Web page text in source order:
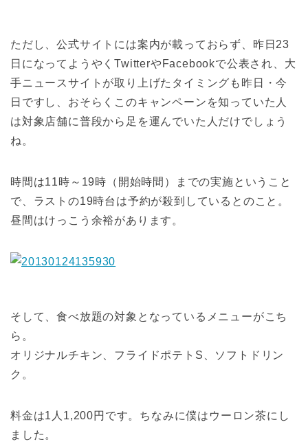
ただし、公式サイトには案内が載っておらず、昨日23
日になってようやくTwitterやFacebookで公表され、大
手ニュースサイトが取り上げたタイミングも昨日・今
日ですし、おそらくこのキャンペーンを知っていた人
は対象店舗に普段から足を運んでいた人だけでしょう
ね。
時間は11時～19時（開始時間）までの実施ということ
で、ラストの19時台は予約が殺到しているとのこと。
昼間はけっこう余裕があります。
そして、食べ放題の対象となっているメニューがこち
ら。
オリジナルチキン、フライドポテトS、ソフトドリン
ク。
料金は1人1,200円です。ちなみに僕はウーロン茶にし
ました。